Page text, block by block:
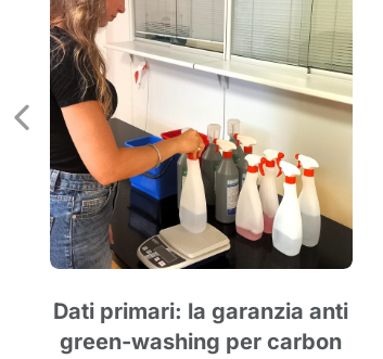
Dati primari: la garanzia anti
green-washing per carbon